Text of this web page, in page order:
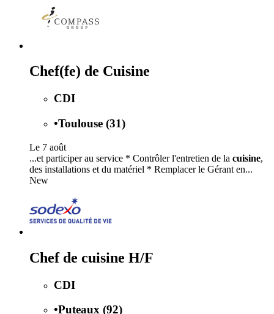
Chef(fe) de Cuisine
CDI
•Toulouse (31)
Le 7 août
...et participer au service * Contrôler l'entretien de la cuisine,
des installations et du matériel * Remplacer le Gérant en...
New
Chef de cuisine H/F
CDI
•Puteaux (92)